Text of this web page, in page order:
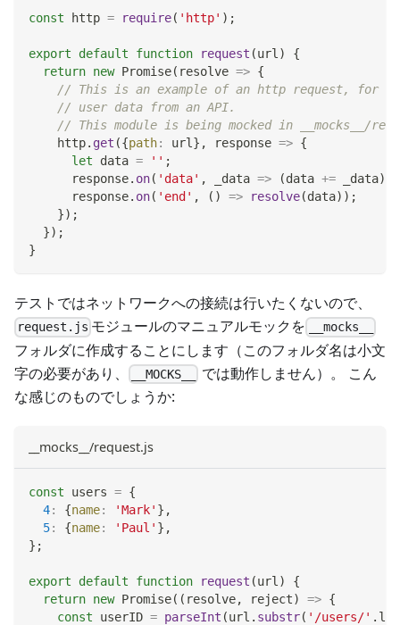
const http = require( 'http' ) ;
export default function request (url)
{
return new Promise( resolve => {
// This is an example of an http request, for
// user data from an API.
// This module is being mocked in __mocks__/
    http
. get ({path: url} , response => {
let data = '' ;
      response
. on( 'data' , _data => (data += _data)
      response
. on( 'end' , ( ) => resolve(data) ) ;
}) ;
}) ;
}
テストではネットワークへの接続は行いたくないので、
request.js モジュールのマニュアルモックを __mocks__
フォルダに作成することにします（このフォルダ名は小文
字の必要があり、
__MOCKS__
では動作しません）。 こん
な感じのものでしょうか:
__mocks__/request.js
const users = {
4: {name: 'Mark' } ,
5: {name: 'Paul' } ,
} ;
export default function request (url )
{
return new Promise( ( resolve, reject) => {
const userID = parseInt (url . substr( '/users/' .